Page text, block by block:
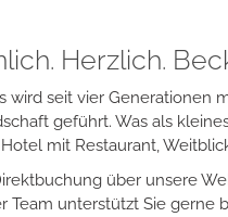
Herzlich.
wird seit vier Generationen
geführt. Was als
mit Restaurant,
über unsere